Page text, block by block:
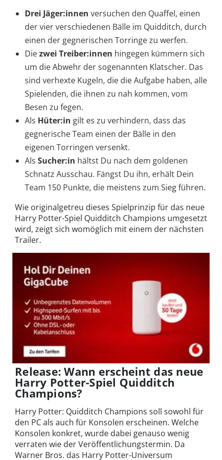
Drei Jäger:innen versuchen den Quaffel, einen
der vier verschiedenen Bälle im Quidditch, durch
einen der gegnerischen Torringe zu werfen.
Diezwei Treiber:innen hingegen kümmern sich
um die Abwehr der sogenannten Klatscher. Das
sind verhexte Kugeln, die die Aufgabe haben, alle
Spielenden, die ihnen zu nah kommen, vom
Besen zu fegen.
Als Hüter:in gilt es zu verhindern, dass das
gegnerische Team einen der Bälle in den
eigenen Torringen versenkt.
Als Sucher:in hältst Du nach dem goldenen
Schnatz Ausschau. Fängst Du ihn, erhält Dein
Team 150 Punkte, die meistens zum Sieg führen.
Wie originalgetreu dieses Spielprinzip für das neue
Harry Potter-Spiel Quidditch Champions umgesetzt
wird, zeigt sich womöglich mit einem der nächsten
Trailer.
Release: Wann erscheint das neue
Harry Potter-Spiel Quidditch
Champions?
Harry Potter: Quidditch Champions soll sowohl für
den PC als auch für Konsolen erscheinen. Welche
Konsolen konkret, wurde dabei genauso wenig
verraten wie der Veröffentlichungstermin. Da
Warner Bros. das Harry Potter-Universum